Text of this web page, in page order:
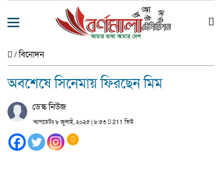
/বিনোদন
অবশেষে সিনেমায় ফিরছেন মিম
ডেস্ক নিউজ
আপডেটঃ ৮ জুলাই, ২০২৫ | ৮:৫৩ 211 ভিউ